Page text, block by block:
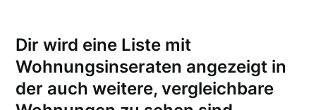
Dir wird eine Liste mit
Wohnungsinseraten angezeigt in
der auch weitere, vergleichbare